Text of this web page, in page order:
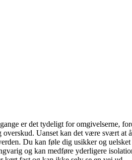
er det tydeligt for omgivelserne,
Uanset kan det være svært
Du kan føle dig usikker og
og kan medføre yderligere